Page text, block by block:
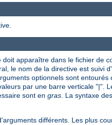
apparaître dans le fichier de
le nom de la directive est
optionnels sont
par une barre verticale
sont en gras . La syntaxe
différents. Les plus